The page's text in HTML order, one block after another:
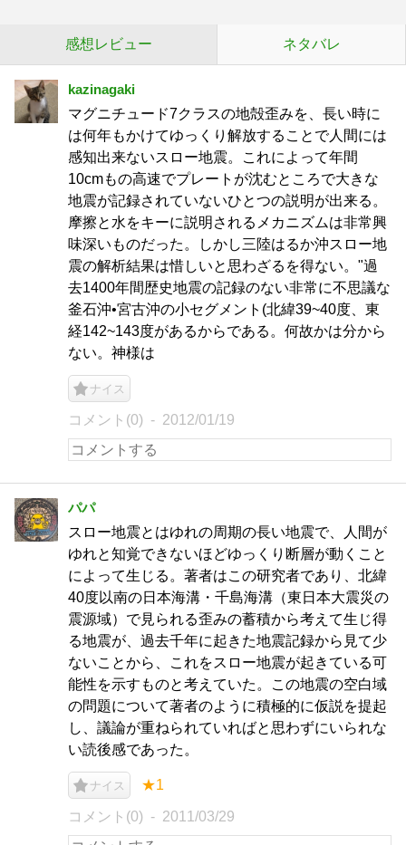
感想レビュー ネタバレ
kazinagaki
マグニチュード7クラスの地殻歪みを、長い時に
は何年もかけてゆっくり解放することで人間には
感知出来ないスロー地震。これによって年間
10cmもの高速でプレートが沈むところで大きな
地震が記録されていないひとつの説明が出来る。
摩擦と水をキーに説明されるメカニズムは非常興
味深いものだった。しかし三陸はるか沖スロー地
震の解析結果は惜しいと思わざるを得ない。"過
去1400年間歴史地震の記録のない非常に不思議な
釜石沖•宮古沖の小セグメント(北緯39~40度、東
経142~143度があるからである。何故かは分から
ない。神様は
ナイス
コメント(0) 2012/01/19
パパ
スロー地震とはゆれの周期の長い地震で、人間が
ゆれと知覚できないほどゆっくり断層が動くこと
によって生じる。著者はこの研究者であり、北緯
40度以南の日本海溝・千島海溝（東日本大震災の
震源域）で見られる歪みの蓄積から考えて生じ得
る地震が、過去千年に起きた地震記録から見て少
ないことから、これをスロー地震が起きている可
能性を示すものと考えていた。この地震の空白域
の問題について著者のように積極的に仮説を提起
し、議論が重ねられていればと思わずにいられな
い読後感であった。
ナイス ★1
コメント(0) 2011/03/29